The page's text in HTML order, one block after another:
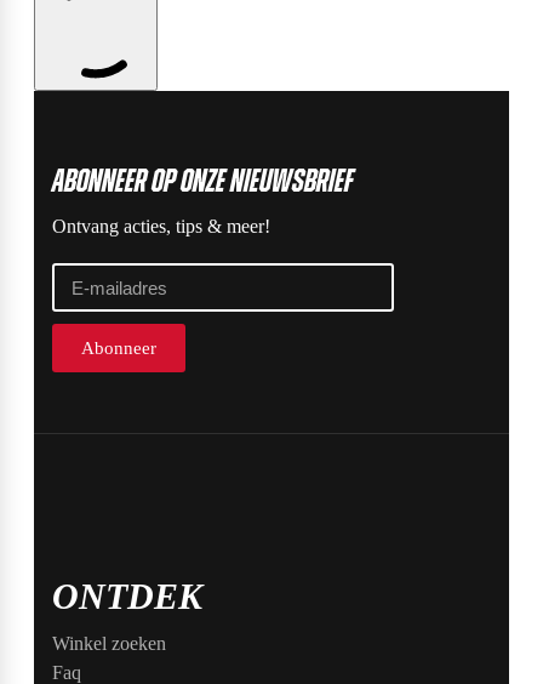
ABonneer op onze nieuwsbrief
Ontvang acties, tips & meer!
Abonneer
ONTDEK
Winkel zoeken
Faq